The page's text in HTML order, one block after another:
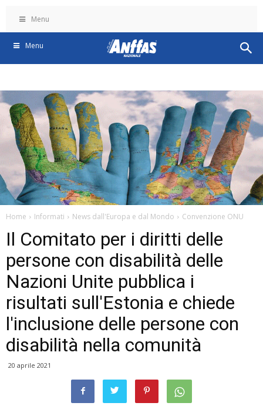
Menu
Menu
Home Informati News dall'Europa e dal Mondo Convenzione ONU
Il Comitato per i diritti delle
persone con disabilità delle
Nazioni Unite pubblica i
risultati sull'Estonia e chiede
l'inclusione delle persone con
disabilità nella comunità
20 aprile 2021